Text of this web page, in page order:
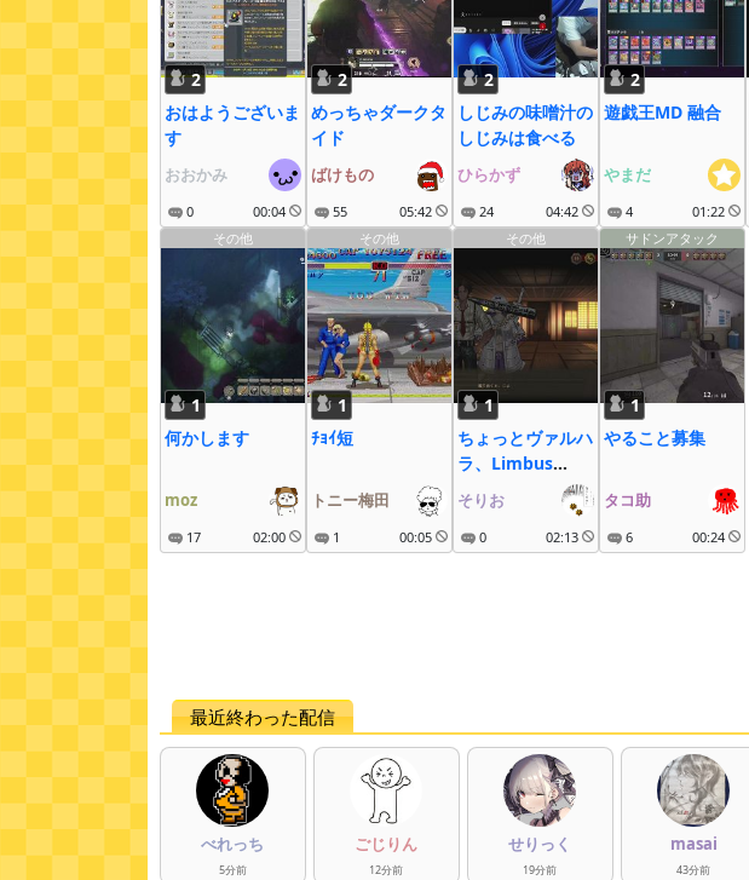
2
おはようございま
す
おおかみ
0 00:04
2
めっちゃダークタ
イド
ばけもの
55 05:42
2
しじみの味噌汁の
しじみは食べる
ひらかず
24 04:42
2
遊戯王MD 融合
やまだ
4 01:22
その他
1
何かします
moz
17 02:00
その他
1
ﾁｮｲ短
トニー梅田
1 00:05
その他
1
ちょっとヴァルハ
ラ、Limbus
Company
そりお
0 02:13
サドンアタック
1
やること募集
タコ助
6 00:24
最近終わった配信
べれっち
5分前
ごじりん
12分前
せりっく
19分前
masai
43分前